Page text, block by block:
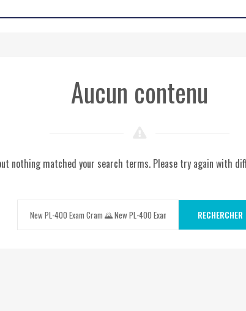
Aucun contenu
nothing matched your search terms. Please try again with
RECHERCHER